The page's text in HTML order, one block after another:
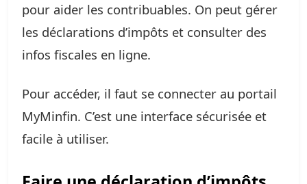
pour aider les contribuables. On peut gérer
les déclarations d’impôts et consulter des
infos fiscales en ligne.
Pour accéder, il faut se connecter au portail
MyMinfin. C’est une interface sécurisée et
facile à utiliser.